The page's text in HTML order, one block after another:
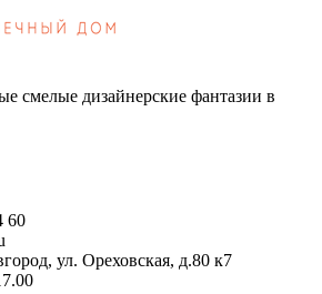
смелые дизайнерские фантазии в
60
ул. Ореховская, д.80 к7